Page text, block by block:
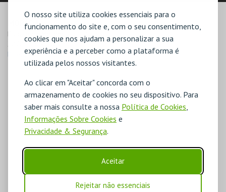
O nosso site utiliza cookies essenciais para o
funcionamento do site e, com o seu consentimento,
cookies que nos ajudam a personalizar a sua
experiência e a perceber como a plataforma é
utilizada pelos nossos visitantes.
Ao clicar em "Aceitar" concorda com o
armazenamento de cookies no seu dispositivo. Para
saber mais consulte a nossa Política de Cookies,
Informações Sobre Cookies e
Privacidade & Segurança.
Aceitar
Rejeitar não essenciais
MORADA
Parque de Merendas da Valada
2070-516 Valada
Direcções para Parque Merendas da Valada